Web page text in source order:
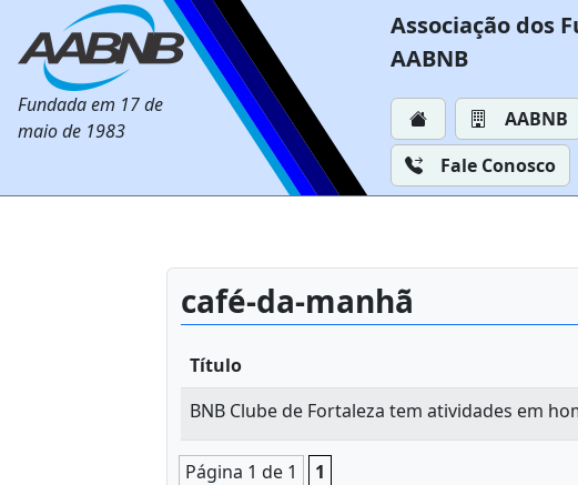
Fundada em 17 de
maio de 1983
Associação dos
AABNB
AABNB
Fale Conosco
café-da-manhã
Título
BNB Clube de Fortaleza tem atividades em
Página 1 de 1 1